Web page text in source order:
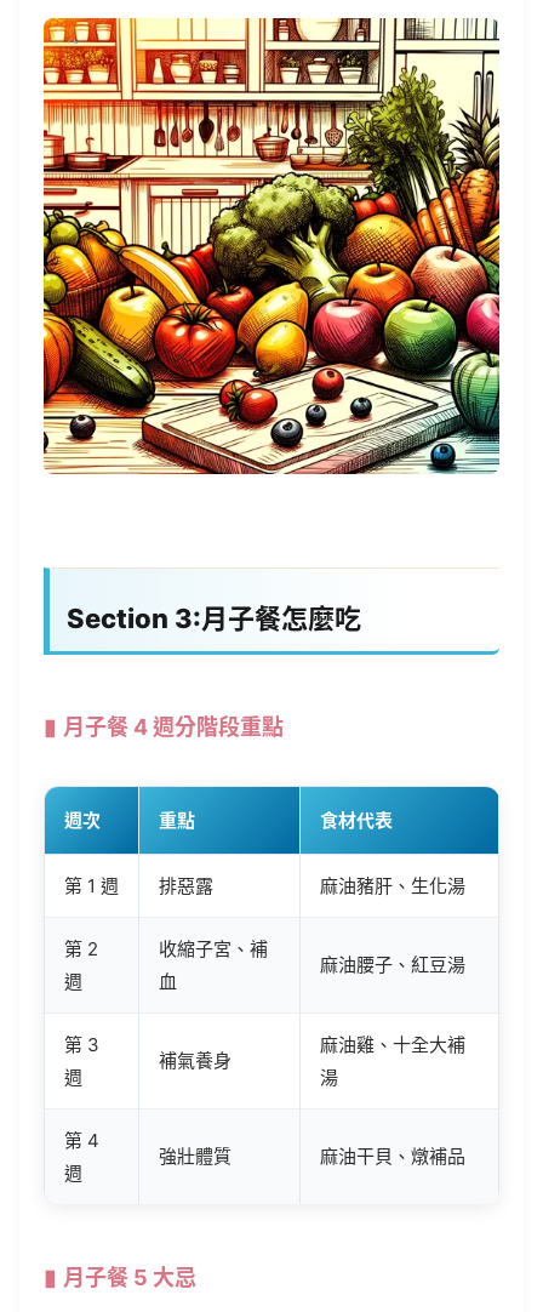
Section 3:月子餐怎麼吃
月子餐 4 週分階段重點
週次 重點 食材代表
第 1 週 排惡露 麻油豬肝、生化湯
第 2
週
收縮子宮、補
血
麻油腰子、紅豆湯
第 3
週
補氣養身
麻油雞、十全大補
湯
第 4
週
強壯體質 麻油干貝、燉補品
月子餐 5 大忌